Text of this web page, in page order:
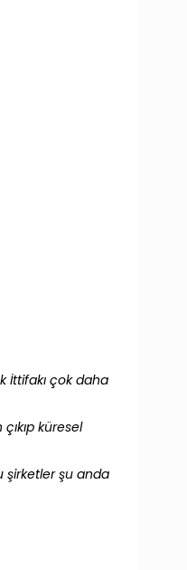
İttifakı çok daha
küresel
şirketler şu anda